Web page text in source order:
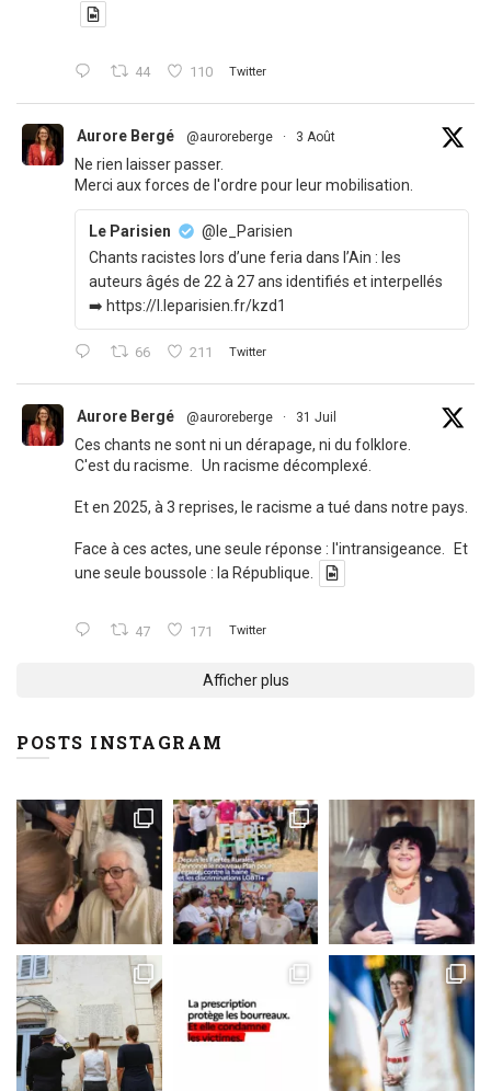
44 110 Twitter
Aurore Bergé @auroreberge · 3 Août
Ne rien laisser passer.
Merci aux forces de l'ordre pour leur mobilisation.
Le Parisien
@le_Parisien
Chants racistes lors d’une feria dans l’Ain : les
auteurs âgés de 22 à 27 ans identifiés et interpellés
➡️ https://l.leparisien.fr/kzd1
66 211 Twitter
Aurore Bergé @auroreberge · 31 Juil
Ces chants ne sont ni un dérapage, ni du folklore.
C'est du racisme. Un racisme décomplexé.
Et en 2025, à 3 reprises, le racisme a tué dans notre pays.
Face à ces actes, une seule réponse : l'intransigeance. Et
une seule boussole : la République.
47 171 Twitter
Afficher plus
POSTS INSTAGRAM